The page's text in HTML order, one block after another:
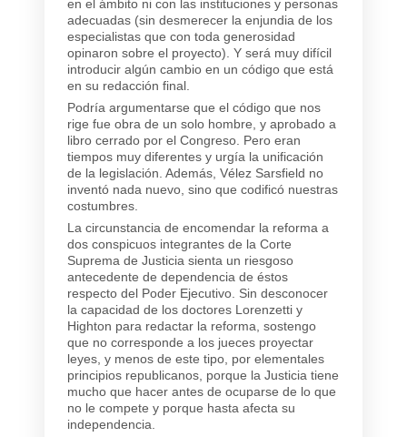
en el ámbito ni con las instituciones y personas
adecuadas (sin desmerecer la enjundia de los
especialistas que con toda generosidad
opinaron sobre el proyecto). Y será muy difícil
introducir algún cambio en un código que está
en su redacción final.
Podría argumentarse que el código que nos
rige fue obra de un solo hombre, y aprobado a
libro cerrado por el Congreso. Pero eran
tiempos muy diferentes y urgía la unificación
de la legislación. Además, Vélez Sarsfield no
inventó nada nuevo, sino que codificó nuestras
costumbres.
La circunstancia de encomendar la reforma a
dos conspicuos integrantes de la Corte
Suprema de Justicia sienta un riesgoso
antecedente de dependencia de éstos
respecto del Poder Ejecutivo. Sin desconocer
la capacidad de los doctores Lorenzetti y
Highton para redactar la reforma, sostengo
que no corresponde a los jueces proyectar
leyes, y menos de este tipo, por elementales
principios republicanos, porque la Justicia tiene
mucho que hacer antes de ocuparse de lo que
no le compete y porque hasta afecta su
independencia.